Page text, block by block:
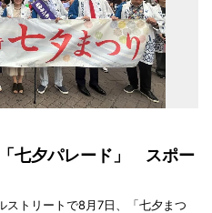
七夕パレード」 スポー
ストリートで8月7日、「七夕まつ